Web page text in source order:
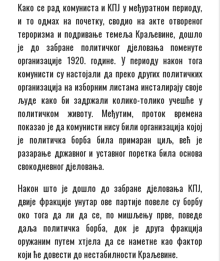
Како се рад комуниста и КПЈ у међуратном периоду,
и то одмах на почетку, сводио на акте отвореног
тероризма и подривање темеља Краљевине, дошло
је до забране политичког дјеловања поменуте
организације 1920. године. У периоду након тога
комунисти су настојали да преко других политичких
организација на изборним листама инсталирају своје
људе како би задржали колико-толико учешће у
политичком животу. Међутим, проток времена
показао је да комунисти нису били организација којој
је политичка борба била примаран циљ, већ је
разарање државног и уставног поретка била основа
свокодневног дјеловања.
Након што је дошло до забране дјеловања КПЈ,
двије фракције унутар ове партије повеле су борбу
око тога да ли да се, по мишљењу прве, поведе
даља политичка борба, док је друга фракција
оружаним путем хтјела да се наметне као фактор
који ће довести до нестабилности Краљевине.